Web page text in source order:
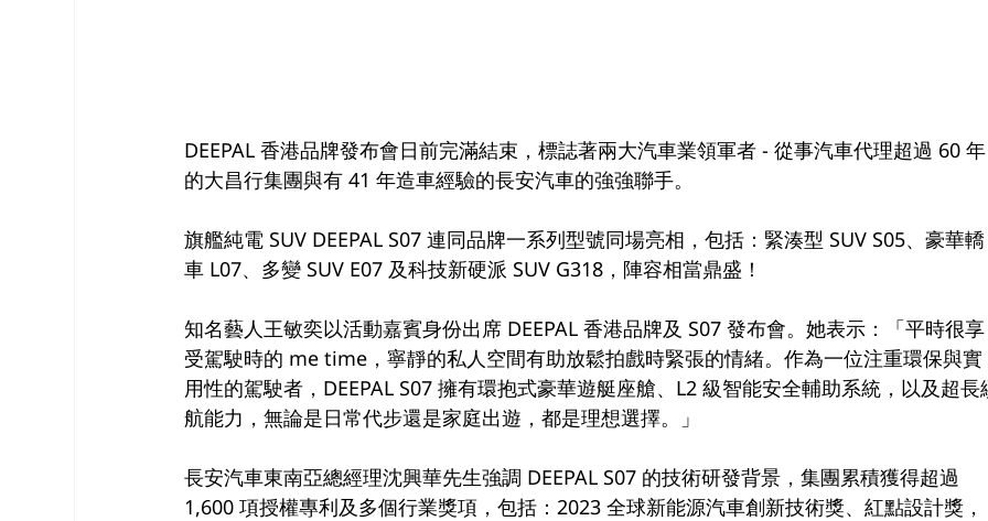
DEEPAL 香港品牌發布會日前完滿結束，標誌著兩大汽車業領軍者 - 從事汽車代理超過 60 年
的大昌行集團與有 41 年造車經驗的長安汽車的強強聯手。
旗艦純電 SUV DEEPAL S07 連同品牌一系列型號同場亮相，包括：緊湊型 SUV S05、豪華轎
車 L07、多變 SUV E07 及科技新硬派 SUV G318，陣容相當鼎盛！
知名藝人王敏奕以活動嘉賓身份出席 DEEPAL 香港品牌及 S07 發布會。她表示：「平時很享
受駕駛時的 me time，寧靜的私人空間有助放鬆拍戲時緊張的情緒。作為一位注重環保與實
用性的駕駛者，DEEPAL S07 擁有環抱式豪華遊艇座艙、L2 級智能安全輔助系統，以及超長
航能力，無論是日常代步還是家庭出遊，都是理想選擇。」
長安汽車東南亞總經理沈興華先生強調 DEEPAL S07 的技術研發背景，集團累積獲得超過
1,600 項授權專利及多個行業獎項，包括：2023 全球新能源汽車創新技術獎、紅點設計獎，